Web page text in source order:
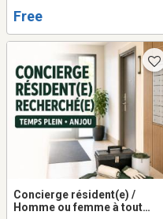
Free
Concierge résident(e) /
Homme ou femme à tout